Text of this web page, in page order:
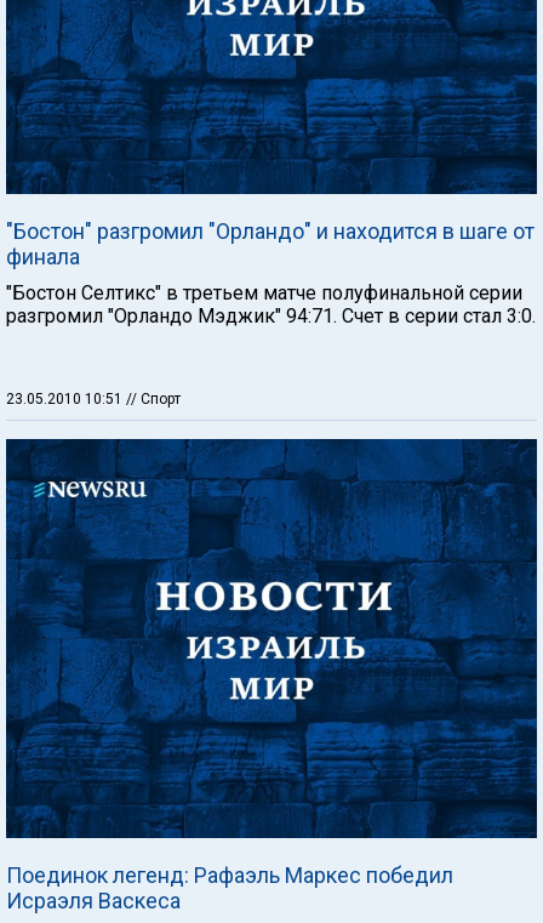
"Бостон" разгромил "Орландо" и находится в шаге от
финала
"Бостон Селтикс" в третьем матче полуфинальной серии
разгромил "Орландо Мэджик" 94:71. Счет в серии стал 3:0.
23.05.2010 10:51 // Спорт
Поединок легенд: Рафаэль Маркес победил
Исраэля Васкеса